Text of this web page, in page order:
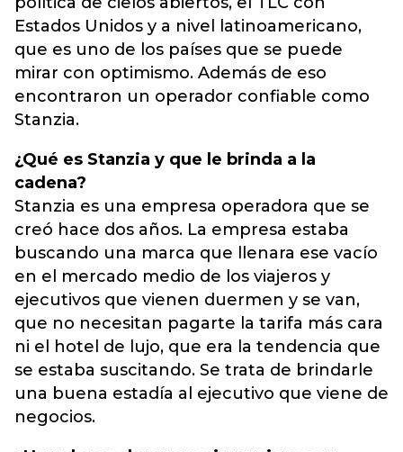
Estados Unidos y a nivel latinoamericano,
que es uno de los países que se puede
mirar con optimismo. Además de eso
encontraron un operador confiable como
Stanzia.
¿Qué es Stanzia y que le brinda a la
cadena?
Stanzia es una empresa operadora que se
creó hace dos años. La empresa estaba
buscando una marca que llenara ese vacío
en el mercado medio de los viajeros y
ejecutivos que vienen duermen y se van,
que no necesitan pagarte la tarifa más cara
ni el hotel de lujo, que era la tendencia que
se estaba suscitando. Se trata de brindarle
una buena estadía al ejecutivo que viene de
negocios.